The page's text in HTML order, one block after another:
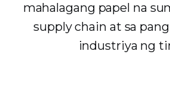
mahalagang papel na
supply chain at sa
industriya ng